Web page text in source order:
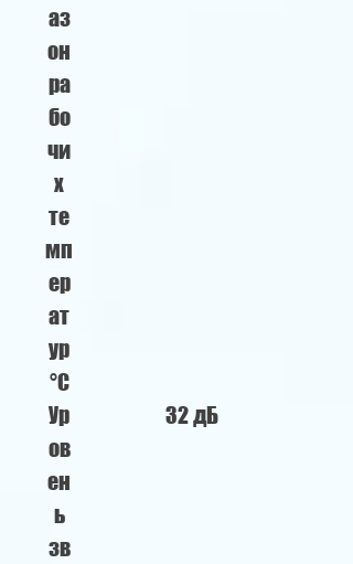
аз
он
ра
бо
чи
х
те
мп
ер
ат
ур
°C
Ур
ов
ен
ь
зв
32 дБ